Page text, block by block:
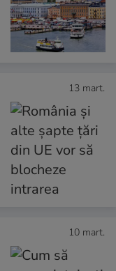
13 mart.
10 mart.